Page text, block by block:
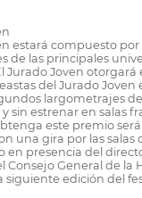
estará compuesto por
de las principales
Jurado Joven otorgará
del Jurado Joven
largometrajes
sin estrenar en salas
este premio será
una gira por las salas
presencia del
Consejo General de la
siguiente edición del